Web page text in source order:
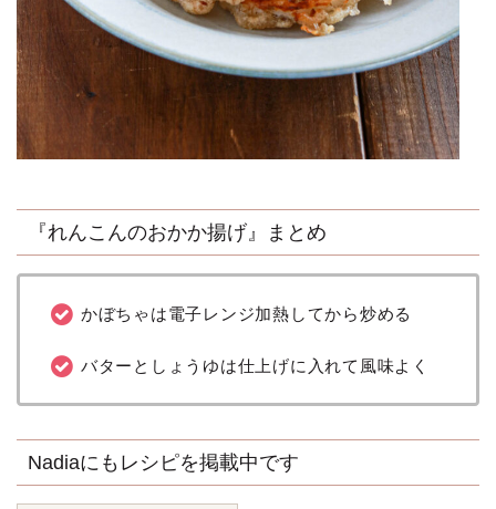
『れんこんのおかか揚げ』まとめ
かぼちゃは電子レンジ加熱してから炒める
バターとしょうゆは仕上げに入れて風味よく
Nadiaにもレシピを掲載中です